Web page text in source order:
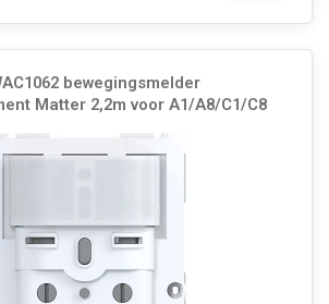
bewegingsmelder
Matter 2,2m voor A1/A8/C1/C8